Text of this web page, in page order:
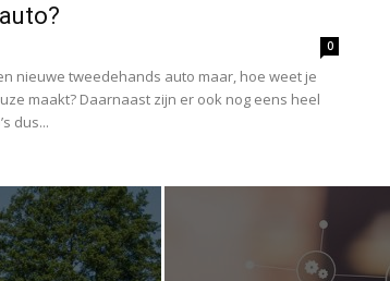
0
nieuwe tweedehands auto maar, hoe weet je
maakt? Daarnaast zijn er ook nog eens heel
dus...